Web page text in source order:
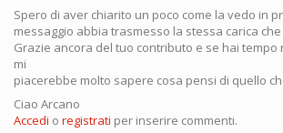
Spero di aver chiarito un poco come la vedo in
messaggio abbia trasmesso la stessa carica
Grazie ancora del tuo contributo e se hai tempo
mi
piacerebbe molto sapere cosa pensi di quello
Ciao Arcano
Accedi o registrati per inserire commenti.